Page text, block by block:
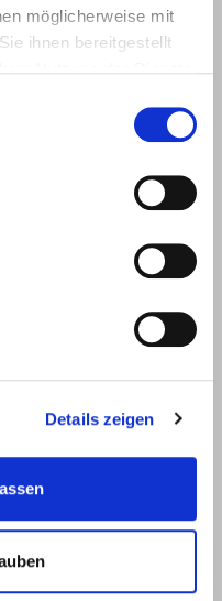
möglicherweise mit
ihnen bereitgestellt
Details zeigen
Service
software
calculation program
planner
Portal